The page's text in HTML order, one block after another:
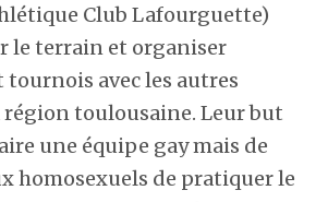
Club Lafourguette)
le terrain et organiser
avec les autres
région toulousaine. Leur but
une équipe gay mais de
homosexuels de pratiquer le